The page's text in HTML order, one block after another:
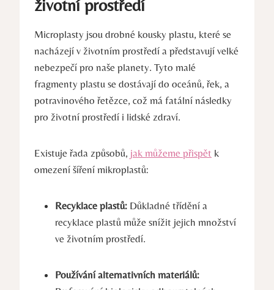
životní prostředí
Microplasty jsou drobné kousky plastu, které se
nacházejí v životním prostředí a představují velké
nebezpečí pro naše planety. Tyto malé
fragmenty plastu se dostávají do oceánů, řek, a
potravinového řetězce, což má fatální následky
pro životní prostředí i lidské zdraví.
Existuje řada způsobů, jak můžeme přispět k
omezení šíření mikroplastů:
Recyklace plastů: Důkladné třídění a
recyklace plastů může snížit jejich množství
ve životním prostředí.
Používání alternativních materiálů: